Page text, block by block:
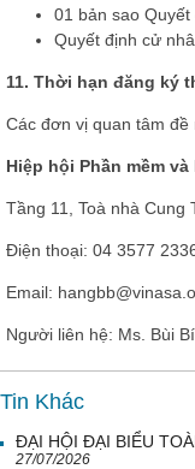
01 bản sao
Quyết định cử
11. Thời hạn đăng ký
Các đơn vị quan tâm
Hiệp hội Phần mềm
Tầng 11, Toà nhà Cung
Điện thoại: 04 3577
Email: hangbb
Người liên hệ: Ms . Bùi
Tin Khác
ĐẠI HỘI ĐẠI BIỂU
27/07/2026